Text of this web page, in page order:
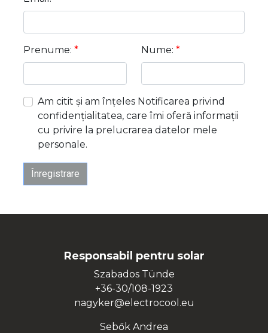
Prenume:* Nume: *
Am citit și am înțeles Notificarea privind
confidențialitatea, care îmi oferă informații
cu privire la prelucrarea datelor mele
personale.
Înregistrare
Responsabil pentru solar
Szabados Tünde
+36-30/108-1923
nagyker@electrocool.eu
Sebők Andrea